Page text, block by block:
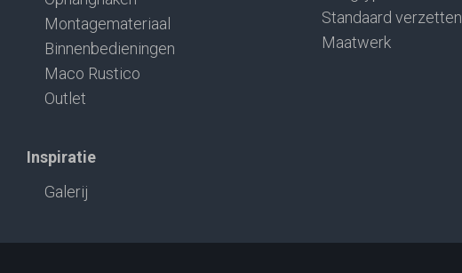
Montagemateriaal
Binnenbedieningen
Maco Rustico
Outlet
Standaard verzetten
Maatwerk
Inspiratie
Galerij